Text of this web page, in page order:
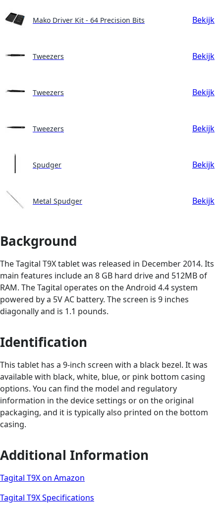
Mako Driver Kit - 64 Precision Bits Bekijk
Tweezers Bekijk
Tweezers Bekijk
Tweezers Bekijk
Spudger Bekijk
Metal Spudger Bekijk
Background
The Tagital T9X tablet was released in December 2014. Its
main features include an 8 GB hard drive and 512MB of
RAM. The Tagital operates on the Android 4.4 system
powered by a 5V AC battery. The screen is 9 inches
diagonally and is 1.1 pounds.
Identification
This tablet has a 9-inch screen with a black bezel. It was
available with black, white, blue, or pink bottom casing
options. You can find the model and regulatory
information in the device settings or on the original
packaging, and it is typically also printed on the bottom
casing.
Additional Information
Tagital T9X on Amazon
Tagital T9X Specifications